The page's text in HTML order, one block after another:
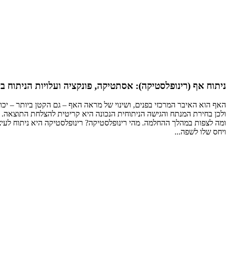
ניתוח אף (רינופלסטיקה): אסתטיקה, פונקציה ועלויות הניתוח
ומה לצפות במהלך ההחלמה. מהי רינופלסטיקה? רינופלסטיקה היא ניתוח
ויחס שלו לשפה...